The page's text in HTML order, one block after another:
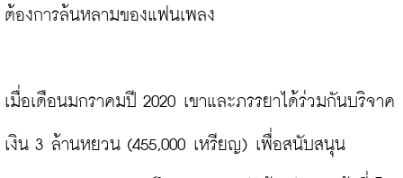
ต้องการล้นหลามของแฟนเพลง
เมื่อเดือนมกราคมปี 2020 เขาและภรรยาได้ร่วมกันบริจาค
เงิน 3 ล้านหยวน (455,000 เหรียญ) เพื่อสนับสนุน